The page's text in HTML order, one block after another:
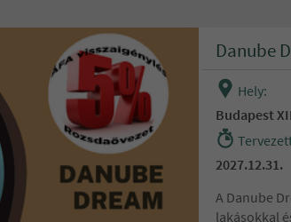
Danube
Hely:
Budapest
2027.12.31.
A Danube
lakásokkal